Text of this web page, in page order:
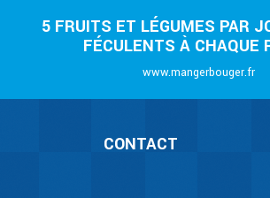
5 FRUITS ET LÉGUMES PAR
FÉCULENTS À CHAQUE
www.mangerbouger.fr
CONTACT